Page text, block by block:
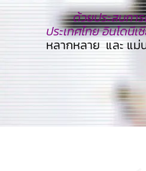
ด้วยประสบกา
ประเทศไทย อินโดนี
หลากหลาย และ แม่